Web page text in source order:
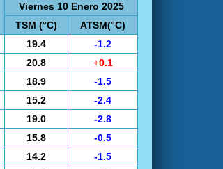
Viernes 10 Enero 2025
TSM (°C)
ATSM(°C)
19.4
-1.2
20.8 +0.1
18.9
-1.5
15.2
-2.4
19.0
-2.8
15.8
-0.5
14.2
-1.5